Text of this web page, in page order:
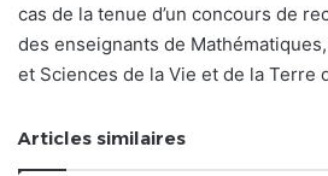
cas de la tenue d’un concours de
des enseignants de
et Sciences de la Vie et de la Terre
Articles similaires